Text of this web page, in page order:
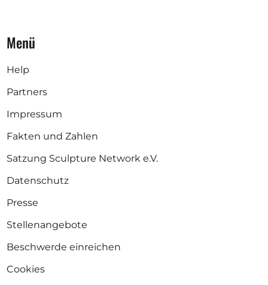
Menü
Help
Partners
Impressum
Fakten und Zahlen
Satzung Sculpture Network e.V.
Datenschutz
Presse
Stellenangebote
Beschwerde einreichen
Cookies